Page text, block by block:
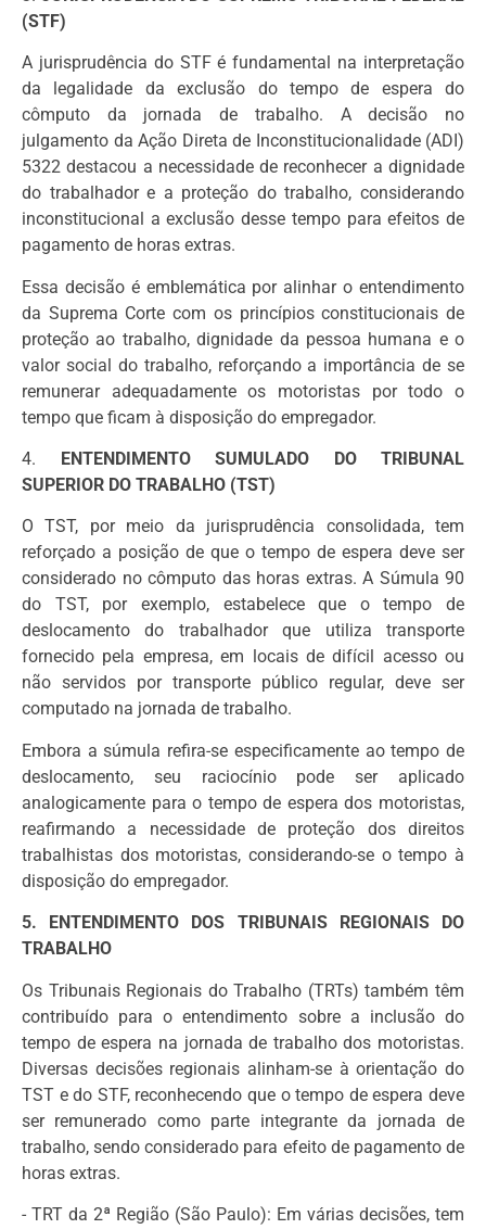
(STF)
A jurisprudência do STF é fundamental na interpretação
da legalidade da exclusão do tempo de espera do
cômputo da jornada de trabalho. A decisão no
julgamento da Ação Direta de Inconstitucionalidade (ADI)
5322 destacou a necessidade de reconhecer a dignidade
do trabalhador e a proteção do trabalho, considerando
inconstitucional a exclusão desse tempo para efeitos de
pagamento de horas extras.
Essa decisão é emblemática por alinhar o entendimento
da Suprema Corte com os princípios constitucionais de
proteção ao trabalho, dignidade da pessoa humana e o
valor social do trabalho, reforçando a importância de se
remunerar adequadamente os motoristas por todo o
tempo que ficam à disposição do empregador.
4. ENTENDIMENTO SUMULADO DO TRIBUNAL
SUPERIOR DO TRABALHO (TST)
O TST, por meio da jurisprudência consolidada, tem
reforçado a posição de que o tempo de espera deve ser
considerado no cômputo das horas extras. A Súmula 90
do TST, por exemplo, estabelece que o tempo de
deslocamento do trabalhador que utiliza transporte
fornecido pela empresa, em locais de difícil acesso ou
não servidos por transporte público regular, deve ser
computado na jornada de trabalho.
Embora a súmula refira-se especificamente ao tempo de
deslocamento, seu raciocínio pode ser aplicado
analogicamente para o tempo de espera dos motoristas,
reafirmando a necessidade de proteção dos direitos
trabalhistas dos motoristas, considerando-se o tempo à
disposição do empregador.
5. ENTENDIMENTO DOS TRIBUNAIS REGIONAIS DO
TRABALHO
Os Tribunais Regionais do Trabalho (TRTs) também têm
contribuído para o entendimento sobre a inclusão do
tempo de espera na jornada de trabalho dos motoristas.
Diversas decisões regionais alinham-se à orientação do
TST e do STF, reconhecendo que o tempo de espera deve
ser remunerado como parte integrante da jornada de
trabalho, sendo considerado para efeito de pagamento de
horas extras.
- TRT da 2ª Região (São Paulo): Em várias decisões, tem